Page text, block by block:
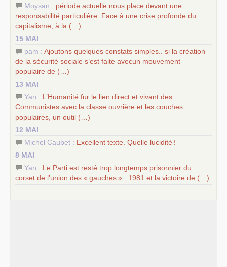
Moysan : période actuelle nous place devant une
responsabilité particulière. Face à une crise profonde du
capitalisme, à la (…)
15 MAI
pam : Ajoutons quelques constats simples.. si la création
de la sécurité sociale s’est faite avecun mouvement
populaire de (…)
13 MAI
Yan : L’Humanité fur le lien direct et vivant des
Communistes avec la classe ouvrière et les couches
populaires, un outil (…)
12 MAI
Michel Caubet : Excellent texte. Quelle lucidité !
8 MAI
Yan : Le Parti est resté trop longtemps prisonnier du
corset de l’union des « gauches» . 1981 et la victoire de (…)